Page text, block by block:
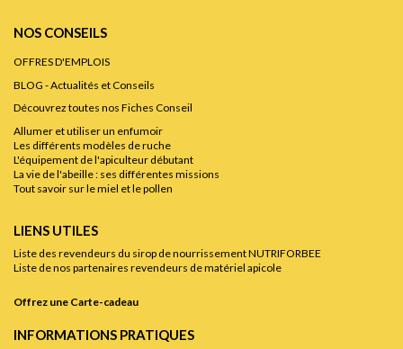
NOS CONSEILS
OFFRES D'EMPLOIS
BLOG - Actualités et Conseils
Découvrez toutes nos Fiches Conseil
Allumer et utiliser un enfumoir
Les différents modèles de ruche
L'équipement de l'apiculteur débutant
La vie de l'abeille : ses différentes missions
Tout savoir sur le miel et le pollen
LIENS UTILES
Liste des revendeurs du sirop de nourrissement NUTRIFORBEE
Liste de nos partenaires revendeurs de matériel apicole
Offrez une Carte-cadeau
INFORMATIONS PRATIQUES